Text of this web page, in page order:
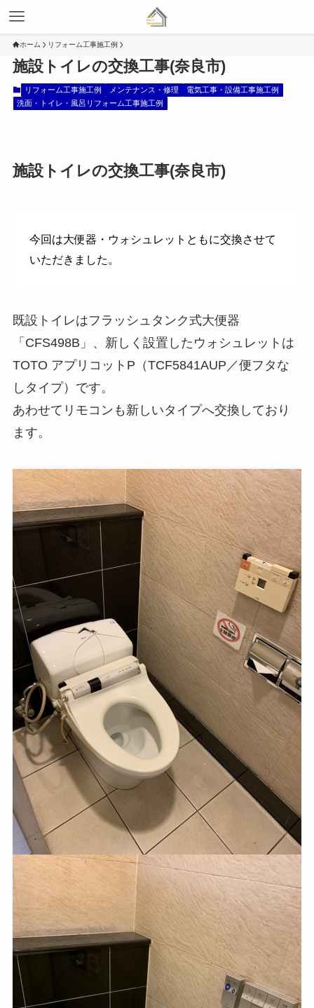
ホーム リフォーム工事施工例
施設トイレの交換工事(奈良市)
リフォーム工事施工例 メンテナンス・修理
電気工事・設備工事施工例
洗面・トイレ・風呂リフォーム工事施工例
施設トイレの交換工事(奈良市)
今回は大便器・ウォシュレットともに交換させて
いただきました。
既設トイレはフラッシュタンク式大便器
「CFS498B」、新しく設置したウォシュレットは
TOTO アプリコットP（TCF5841AUP／便フタな
しタイプ）です。
あわせてリモコンも新しいタイプへ交換しており
ます。